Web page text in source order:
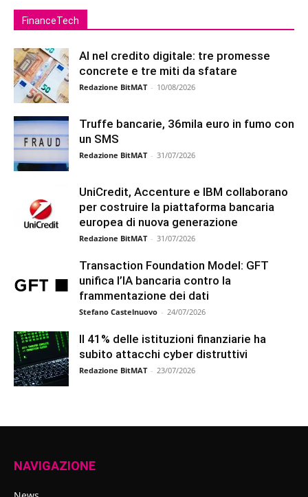
FinanceTech
AI nel credito digitale: tre promesse
concrete e tre miti da sfatare
Redazione BitMAT - 10/08/2026
Truffe bancarie, 36mila euro in fumo con
un SMS
Redazione BitMAT - 31/07/2026
UniCredit, Accenture e IBM collaborano
per costruire la piattaforma bancaria
europea di nuova generazione
Redazione BitMAT - 31/07/2026
Transaction Foundation Model: GFT
unifica l’IA bancaria contro la
frammentazione dei dati
Stefano Castelnuovo - 24/07/2026
Il 41% delle istituzioni finanziarie ha
subito attacchi cyber distruttivi
Redazione BitMAT - 23/07/2026
NAVIGAZIONE